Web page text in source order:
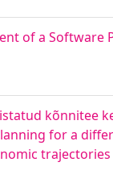
of a
kõnnitee
for a
trajectories